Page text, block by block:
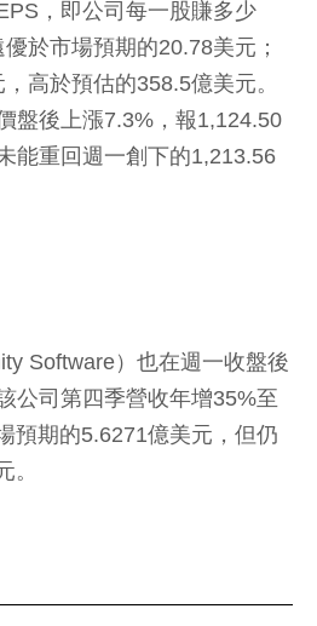
，即公司每一股賺多少
於市場預期的20.78美元；
高於預估的358.5億美元。
盤後上漲7.3%，報1,124.50
能重回週一創下的1,213.56
Software）也在週一收盤後
公司第四季營收年增35%至
預期的5.6271億美元，但仍
。